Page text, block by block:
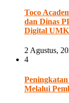
Toco
dan Dinas
Digital
2 Agustus,
4
Melalui